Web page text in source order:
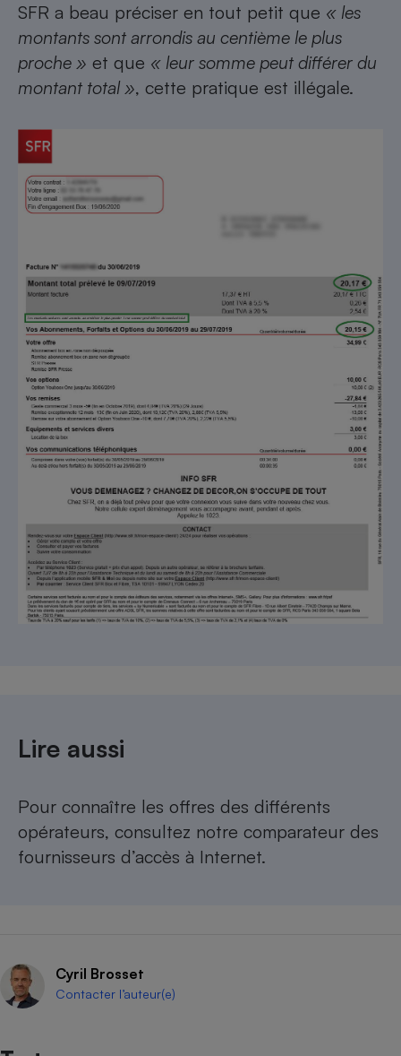
SFR a beau préciser en tout petit que « les
montants sont arrondis au centième le plus
proche » et que « leur somme peut différer du
montant total », cette pratique est illégale.
Lire aussi
Pour connaître les offres des différents
opérateurs, consultez notre comparateur des
fournisseurs d’accès à Internet.
Cyril Brosset
Contacter l’auteur(e)
Robot ménager